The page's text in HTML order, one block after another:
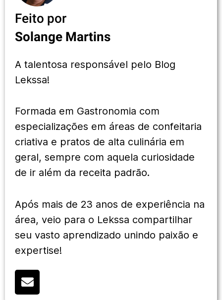
Feito por
Solange Martins
A talentosa responsável pelo Blog
Lekssa!
Formada em Gastronomia com
especializações em áreas de confeitaria
criativa e pratos de alta culinária em
geral, sempre com aquela curiosidade
de ir além da receita padrão.
Após mais de 23 anos de experiência na
área, veio para o Lekssa compartilhar
seu vasto aprendizado unindo paixão e
expertise!